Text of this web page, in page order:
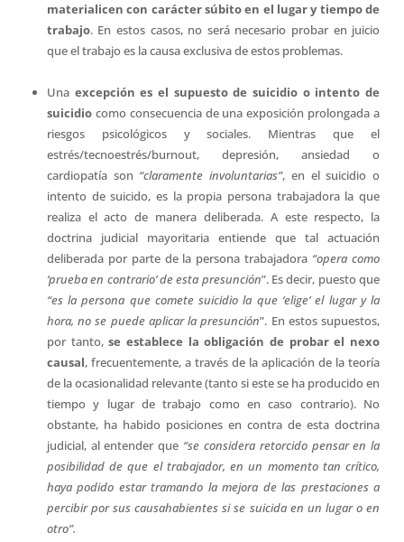
materialicen con carácter súbito en el lugar y tiempo de
trabajo. En estos casos, no será necesario probar en juicio
que el trabajo es la causa exclusiva de estos problemas.
Una excepción es el supuesto de suicidio o intento de
suicidiocomo consecuencia de una exposición prolongada a
riesgos psicológicos y sociales. Mientras que el
estrés/tecnoestrés/burnout, depresión, ansiedad o
cardiopatía son “claramente involuntarias”, en el suicidio o
intento de suicido, es la propia persona trabajadora la que
realiza el acto de manera deliberada. A este respecto, la
doctrina judicial mayoritaria entiende que tal actuación
deliberada por parte de la persona trabajadora “opera como
‘prueba en contrario’ de esta presunción”. Es decir, puesto que
“es la persona que comete suicidio la que ‘elige’ el lugar y la
hora, no se puede aplicar la presunción”. En estos supuestos,
por tanto,se establece la obligación de probar el nexo
causal, frecuentemente, a través de la aplicación de la teoría
de la ocasionalidad relevante (tanto si este se ha producido en
tiempo y lugar de trabajo como en caso contrario). No
obstante, ha habido posiciones en contra de esta doctrina
judicial, al entender que “se considera retorcido pensar en la
posibilidad de que el trabajador, en un momento tan crítico,
haya podido estar tramando la mejora de las prestaciones a
percibir por sus causahabientes si se suicida en un lugar o en
otro”.